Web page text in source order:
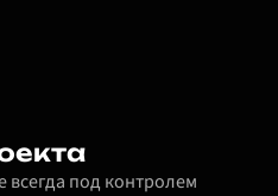
всегда под контролем